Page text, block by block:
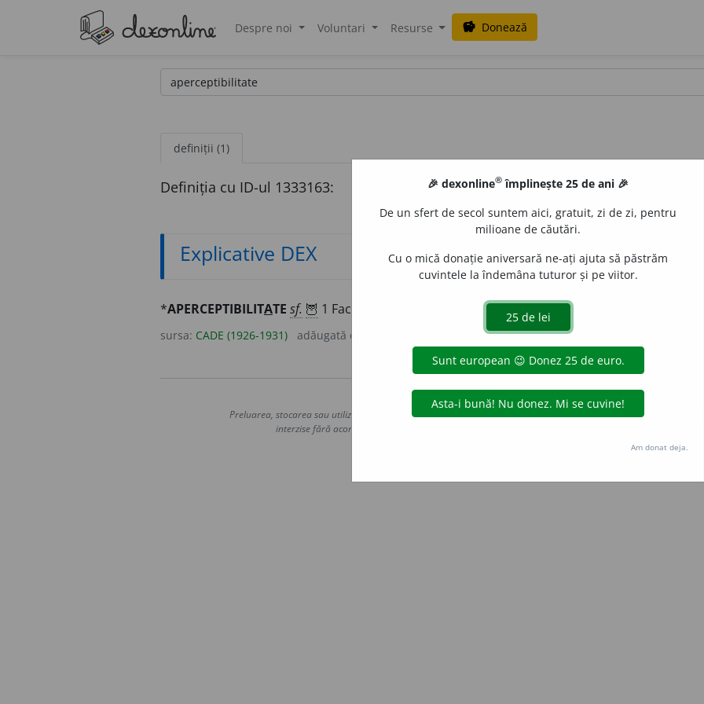
Despre noi Voluntari Resurse savings Donează
definiții (1)
Definiția cu ID-ul 1333163:
Explicative DEX
*APERCEPTIBILITATE sf. 🦉 1 Facultatea de a apercepe ¶2 Însușirea de a fi aperceptibil [
sursa: CADE (1926-1931) adăugată de
Copyright © 2004-2026 dexonline (https://dexonline.ro)
Preluarea, stocarea sau utilizarea datelor de pe acest site, inclusiv prin orice metode de extragere automată
interzise fără acordul nostru prealabil scris, cu excepția seturilor de date oferite oficial spre utilizare
Hosterion
🎉 dexonline® împlinește 25 de ani 🎉
De un sfert de secol suntem aici, gratuit, zi de zi, pentru
milioane de căutări.
Cu o mică donație aniversară ne-ați ajuta să păstrăm
cuvintele la îndemâna tuturor și pe viitor.
Am donat deja.